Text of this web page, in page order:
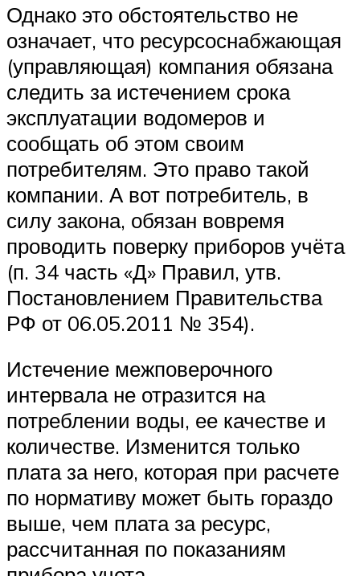
Однако это обстоятельство не
означает, что ресурсоснабжающая
(управляющая) компания обязана
следить за истечением срока
эксплуатации водомеров и
сообщать об этом своим
потребителям. Это право такой
компании. А вот потребитель, в
силу закона, обязан вовремя
проводить поверку приборов учёта
(п. 34 часть «Д» Правил, утв.
Постановлением Правительства
РФ от 06.05.2011 № 354).
Истечение межповерочного
интервала не отразится на
потреблении воды, ее качестве и
количестве. Изменится только
плата за него, которая при расчете
по нормативу может быть гораздо
выше, чем плата за ресурс,
рассчитанная по показаниям